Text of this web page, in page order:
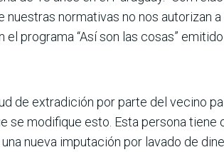
normativas no nos autori­zan
el programa “Así son las cosas”
de extradición por parte del vecino
se modifique esto. Esta per­sona
nueva imputación por lavado de